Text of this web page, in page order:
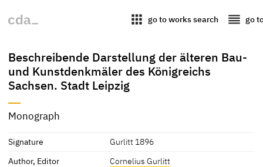
apps go to works search reorder go
Beschreibende Darstellung der älteren Bau-
und Kunstdenkmäler des Königreichs
Sachsen. Stadt Leipzig
Monograph
Signature
Gurlitt 1896
Author, Editor
Cornelius Gurlitt